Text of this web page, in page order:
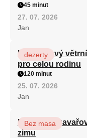
45 minut
27. 07. 2026
Jan
Karamelový
pro celou rodinu
dezerty
120 minut
25. 07. 2026
Jan
Babiččino
zimu
Bez masa